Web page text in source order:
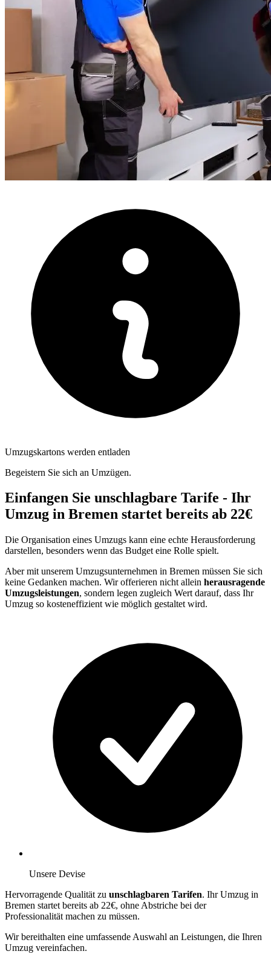
Umzugskartons werden entladen
Begeistern Sie sich an Umzügen.
Einfangen Sie unschlagbare Tarife - Ihr
Umzug in Bremen startet bereits ab 22€
Die Organisation eines Umzugs kann eine echte Herausforderung
darstellen, besonders wenn das Budget eine Rolle spielt.
Aber mit unserem Umzugsunternehmen in Bremen müssen Sie sich
keine Gedanken machen. Wir offerieren nicht allein herausragende
Umzugsleistungen, sondern legen zugleich Wert darauf, dass Ihr
Umzug so kosteneffizient wie möglich gestaltet wird.
Unsere Devise
Hervorragende Qualität zu unschlagbaren Tarifen. Ihr Umzug in
Bremen startet bereits ab 22€, ohne Abstriche bei der
Professionalität machen zu müssen.
Wir bereithalten eine umfassende Auswahl an Leistungen, die Ihren
Umzug vereinfachen.